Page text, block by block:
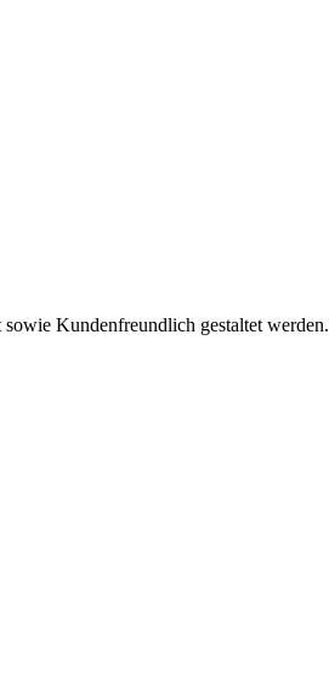
Kundenfreundlich gestaltet werden.